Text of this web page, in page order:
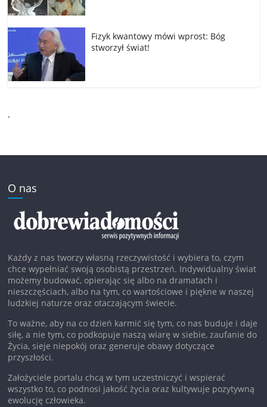
Fizyk kwantowy mówi wprost: Bóg
stworzył świat!
.
O nas
Każdy z nas tworzy własną rzeczywistość i wybiera to, czym
chce wypełniać swoją osobistą przestrzeń. Indywidualny świat
możemy budować, opierając się albo na dramatach i
nieszczęściach, albo na tym, co wartościowe i piękne w naszej
ludzkiej naturze oraz otaczającym świecie.
To ważne, aby na co dzień karmić się tym, co nas buduje i daje
siłę, a nie tym, co podkopuje naszą wiarę w siebie, zaufanie do
Życia, sieje niepokój oraz generuje obawy dotyczące
przyszłości.
Założyciele portalu chcą w tym uczestniczyć i wspierać
wszystko to, co podnosi jakość życia oraz kultywuje pozytywną
ewolucję człowieka.